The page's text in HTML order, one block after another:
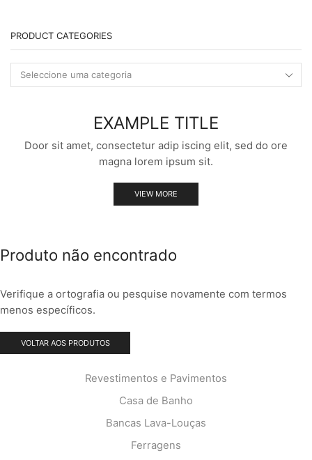
PRODUCT CATEGORIES
EXAMPLE TITLE
Door sit amet, consectetur adip iscing elit, sed do ore
magna lorem ipsum sit.
VIEW MORE
Produto não encontrado
Verifique a ortografia ou pesquise novamente com termos
menos específicos.
VOLTAR AOS PRODUTOS
Revestimentos e Pavimentos
Casa de Banho
Bancas Lava-Louças
Ferragens